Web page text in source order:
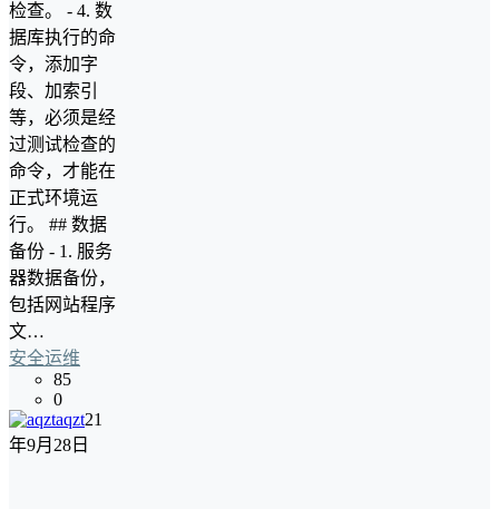
检查。 - 4. 数
据库执行的命
令，添加字
段、加索引
等，必须是经
过测试检查的
命令，才能在
正式环境运
行。 ## 数据
备份 - 1. 服务
器数据备份，
包括网站程序
文…
安全运维
85
0
aqzt21
年9月28日